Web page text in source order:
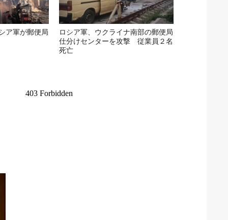
ア軍が郵便局
ロシア軍、ウクライナ南部の郵便局
仕分けセンターを攻撃 従業員２名
死亡